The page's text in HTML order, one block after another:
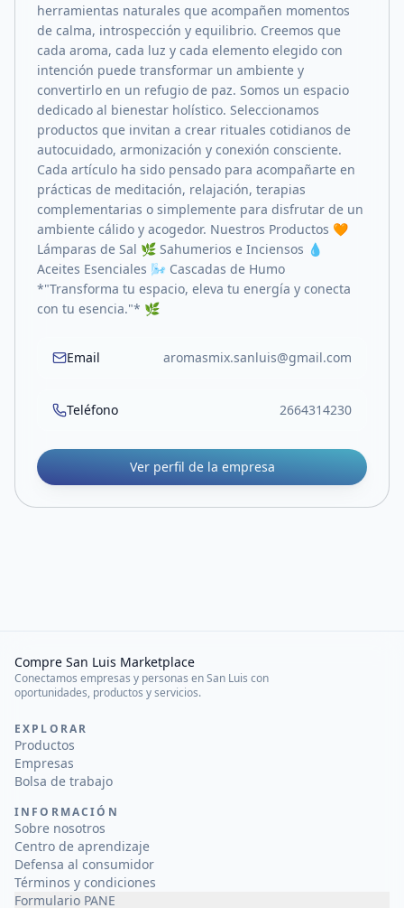
herramientas naturales que acompañen momentos
de calma, introspección y equilibrio. Creemos que
cada aroma, cada luz y cada elemento elegido con
intención puede transformar un ambiente y
convertirlo en un refugio de paz. Somos un espacio
dedicado al bienestar holístico. Seleccionamos
productos que invitan a crear rituales cotidianos de
autocuidado, armonización y conexión consciente.
Cada artículo ha sido pensado para acompañarte en
prácticas de meditación, relajación, terapias
complementarias o simplemente para disfrutar de un
ambiente cálido y acogedor. Nuestros Productos 🧡
Lámparas de Sal 🌿 Sahumerios e Inciensos 💧
Aceites Esenciales 🌬️ Cascadas de Humo
*"Transforma tu espacio, eleva tu energía y conecta
con tu esencia."* 🌿
Email aromasmix.sanluis@gmail.com
Teléfono 2664314230
Ver perfil de la empresa
Compre San Luis Marketplace
Conectamos empresas y personas en San Luis con
oportunidades, productos y servicios.
EXPLORAR
Productos
Empresas
Bolsa de trabajo
INFORMACIÓN
Sobre nosotros
Centro de aprendizaje
Defensa al consumidor
Términos y condiciones
Formulario PANE